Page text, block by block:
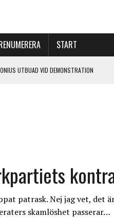
START
UTBUAD VID DEMONSTRATION
patrask. Nej jag vet, det
skamlöshet passerar…